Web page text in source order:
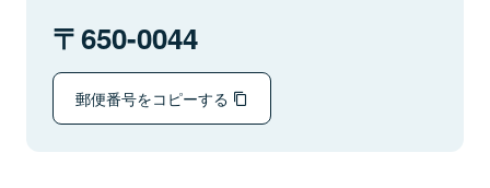
650-0044
郵便番号をコピーする